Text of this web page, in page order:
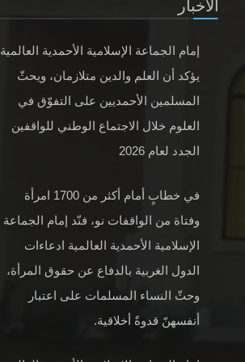
الأخبار
إمام الجماعة الإسلامية الأحمدية العالمية
يؤكد أن العلم والدين متلازمان، ويحثّ
المسلمين الأحمديين على التفوّق في
العلوم خلال الاجتماع الوطني للواقفين
الجدد لعام 2026
في خطابٍ أمام أكثر من 1700 امرأة
وفتاة من الواقفات نو، فنّد إمام الجماعة
الإسلامية الأحمدية العالمية ادعاءات
الدول الغربية بالدفاع عن حقوق المرأة،
وحثّ النساء المسلمات على اعتبار
أنفسهنّ قدوةً أخلاقية.